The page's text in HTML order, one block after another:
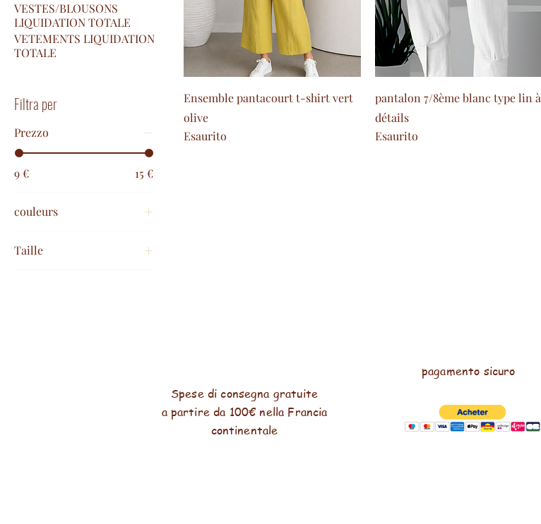
VESTES/BLOUSONS
LIQUIDATION TOTALE
VETEMENTS LIQUIDATION
TOTALE
Filtra per
Prezzo
9 € 15 €
couleurs
Taille
Ensemble pantacourt t-shirt vert
olive
Esaurito
pantalon 7/8ème blanc type lin à
détails
Esaurito
pagamento sicuro
Spese di consegna gratuite
a partire da 100€ nella Francia
continentale